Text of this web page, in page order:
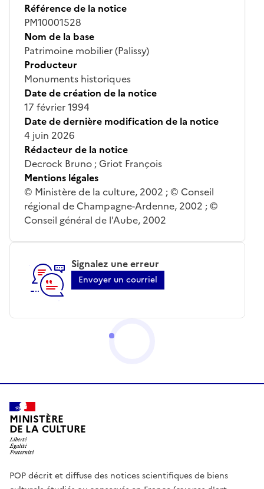
Référence de la notice
PM10001528
Nom de la base
Patrimoine mobilier (Palissy)
Producteur
Monuments historiques
Date de création de la notice
17 février 1994
Date de dernière modification de la notice
4 juin 2026
Rédacteur de la notice
Decrock Bruno ; Griot François
Mentions légales
© Ministère de la culture, 2002 ; © Conseil
régional de Champagne-Ardenne, 2002 ; ©
Conseil général de l'Aube, 2002
Signalez une erreur
Envoyer un courriel
MINISTÈRE
DE LA CULTURE
POP décrit et diffuse des notices scientifiques de biens